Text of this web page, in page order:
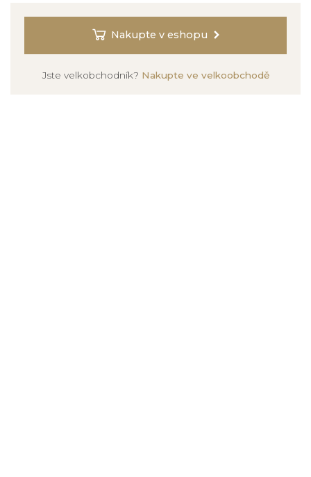
Nakupte v eshopu
Jste velkobchodník? Nakupte ve velkoobchodě